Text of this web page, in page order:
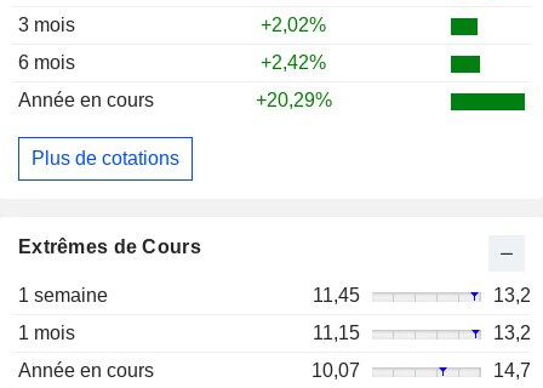
3 mois
+2,02%
6 mois
+2,42%
Année en cours
+20,29%
Plus de cotations
Extrêmes de Cours
1 semaine 11,45
13,2
1 mois
11,15
13,2
Année en cours
10,07
14,7